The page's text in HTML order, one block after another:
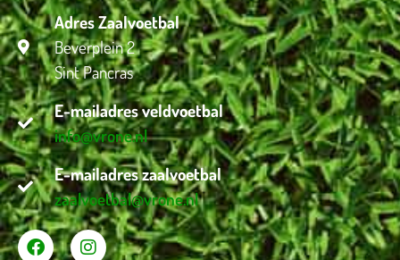
Adres Zaalvoetbal
Beverplein 2
Sint Pancras
E-mailadres veldvoetbal
info@vrone.nl
E-mailadres zaalvoetbal
zaalvoetbal@vrone.nl